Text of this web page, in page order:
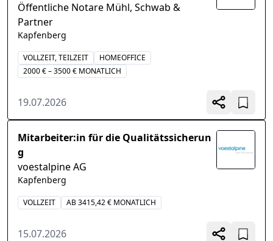
Öffentliche Notare Mühl, Schwab &
Partner
Kapfenberg
VOLLZEIT, TEILZEIT
HOMEOFFICE
2000 € – 3500 € MONATLICH
19.07.2026
Mitarbeiter:in für die Qualitätssicherun
g
voestalpine AG
Kapfenberg
VOLLZEIT AB 3415,42 € MONATLICH
15.07.2026